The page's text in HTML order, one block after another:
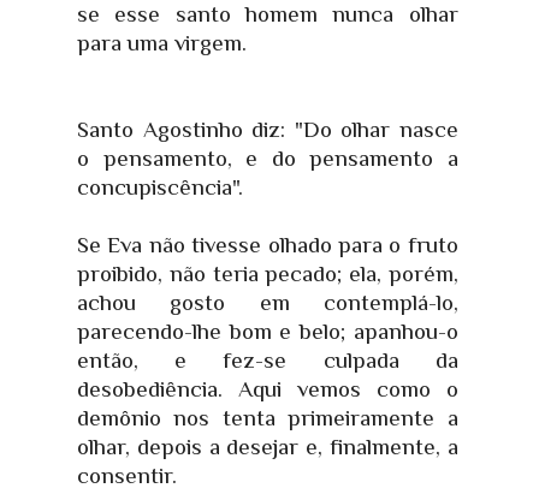
se esse santo homem nunca olhar
para uma virgem.
Santo Agostinho diz: "Do olhar nasce
o pensamento, e do pensamento a
concupiscência".
Se Eva não tivesse olhado para o fruto
proibido, não teria pecado; ela, porém,
achou gosto em contemplá-lo,
parecendo-lhe bom e belo; apanhou-o
então, e fez-se culpada da
desobediência. Aqui vemos como o
demônio nos tenta primeiramente a
olhar, depois a desejar e, finalmente, a
consentir.